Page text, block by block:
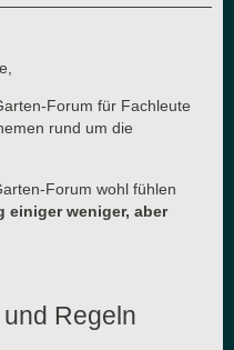
Forum für Fachleute
rund um die
Forum wohl fühlen
einiger weniger, aber
Regeln